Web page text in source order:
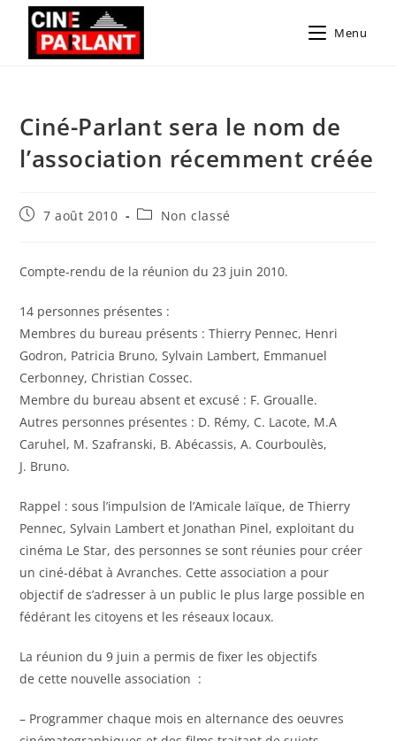
Menu
Ciné-Parlant sera le nom de
l’association récemment créée
7 août 2010 Non classé
Compte-rendu de la réunion du 23 juin 2010.
14 personnes présentes :
Membres du bureau présents : Thierry Pennec, Henri
Godron, Patricia Bruno, Sylvain Lambert, Emmanuel
Cerbonney, Christian Cossec.
Membre du bureau absent et excusé : F. Groualle.
Autres personnes présentes : D. Rémy, C. Lacote, M.A
Caruhel, M. Szafranski, B. Abécassis, A. Courboulès,
J. Bruno.
Rappel : sous l’impulsion de l’Amicale laïque, de Thierry
Pennec, Sylvain Lambert et Jonathan Pinel, exploitant du
cinéma Le Star, des personnes se sont réunies pour créer
un ciné-débat à Avranches. Cette association a pour
objectif de s’adresser à un public le plus large possible en
fédérant les citoyens et les réseaux locaux.
La réunion du 9 juin a permis de fixer les objectifs
de cette nouvelle association :
– Programmer chaque mois en alternance des oeuvres